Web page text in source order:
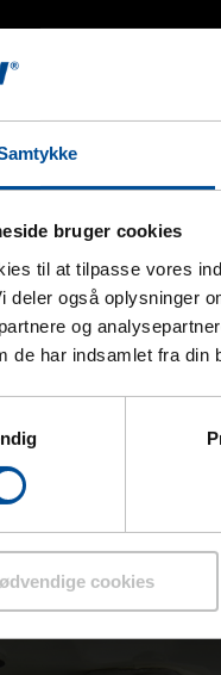
bruger cookies
til at tilpasse vores
deler også oplysninger
og
de har indsamlet fra din
cookies